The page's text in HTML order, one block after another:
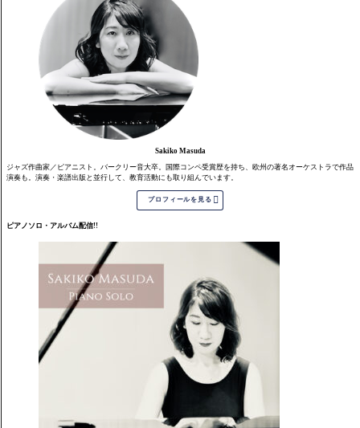
Sakiko Masuda
ジャズ作曲家／ピアニスト。バークリー音大卒。国際コンペ受賞歴を持ち、欧州の著名オーケストラで作品
演奏も。演奏・楽譜出版と並行して、教育活動にも取り組んでいます。
プロフィールを見る 
ピアノソロ・アルバム配信!!